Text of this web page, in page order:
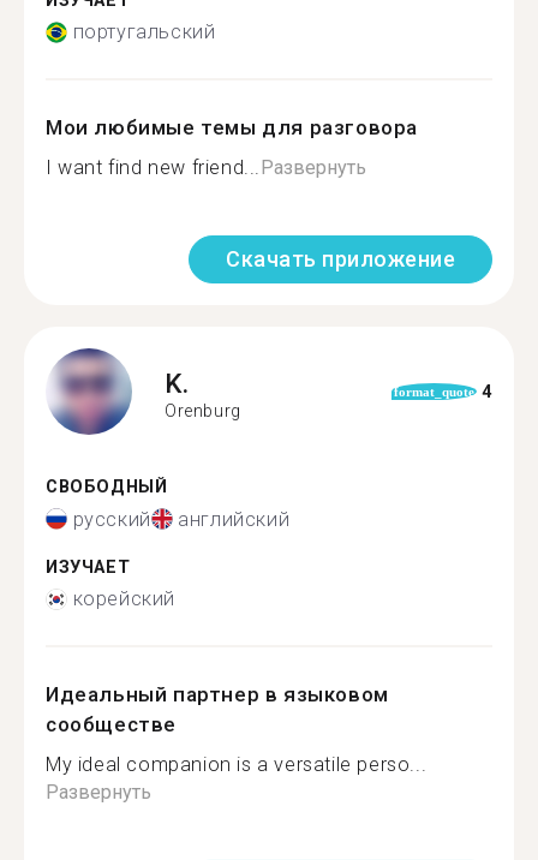
португальский
Мои любимые темы для разговора
I want find new friend...Развернуть
Скачать приложение
K.
Orenburg
format_quote 4
СВОБОДНЫЙ
русский английский
ИЗУЧАЕТ
корейский
Идеальный партнер в языковом
сообществе
My ideal companion is a versatile perso...
Развернуть